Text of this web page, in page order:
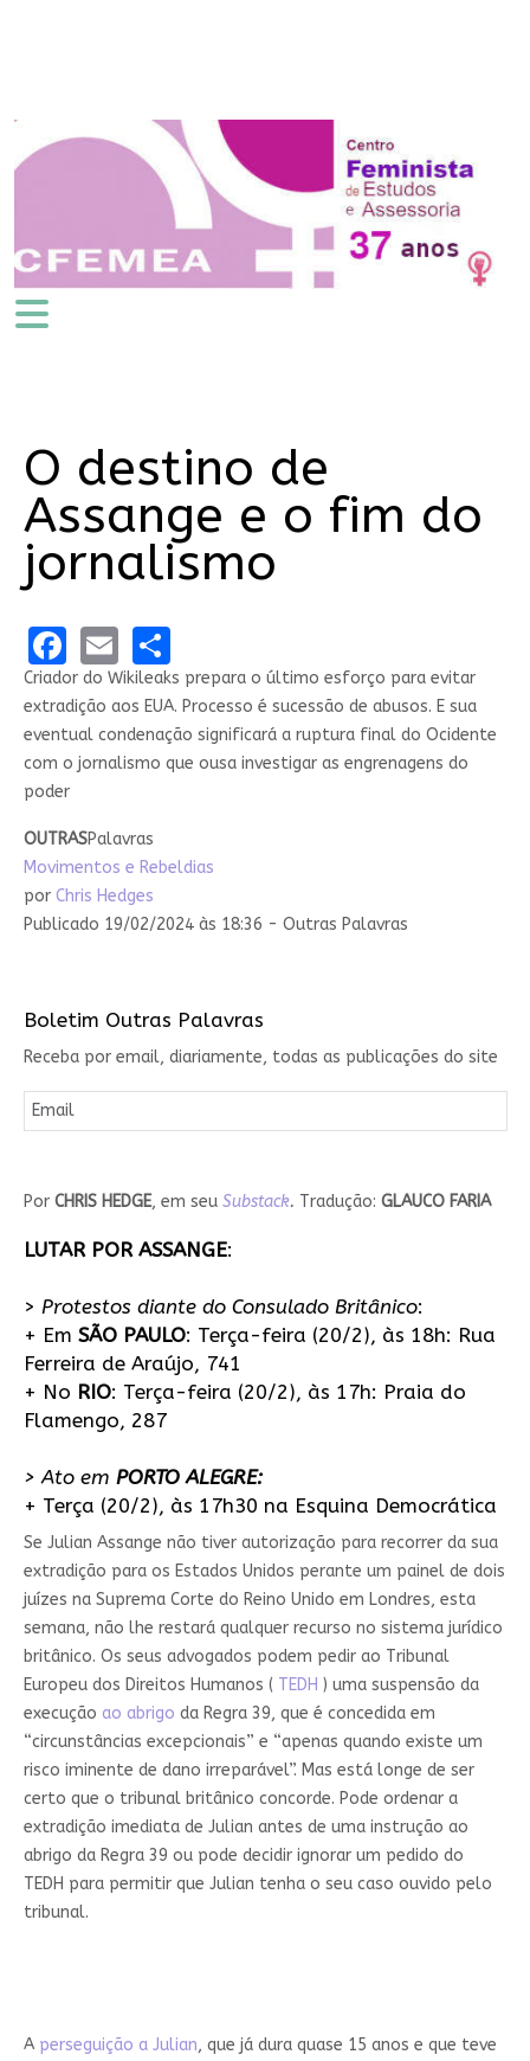
O destino de
Assange e o fim do
jornalismo
Facebook
EmailShare
Criador do Wikileaks prepara o último esforço para evitar
extradição aos EUA. Processo é sucessão de abusos. E sua
eventual condenação significará a ruptura final do Ocidente
com o jornalismo que ousa investigar as engrenagens do
poder
OUTRASPalavras
Movimentos e Rebeldias
por Chris Hedges
Publicado 19/02/2024 às 18:36 - Outras Palavras
Boletim Outras Palavras
Receba por email, diariamente, todas as publicações do site
Por CHRIS HEDGE, em seu Substack. Tradução: GLAUCO FARIA
LUTAR POR ASSANGE:
> Protestos diante do Consulado Britânico:
+ Em SÃO PAULO: Terça-feira (20/2), às 18h: Rua
Ferreira de Araújo, 741
+ No RIO: Terça-feira (20/2), às 17h: Praia do
Flamengo, 287
> Ato em PORTO ALEGRE:
+ Terça (20/2), às 17h30 na Esquina Democrática
Se Julian Assange não tiver autorização para recorrer da sua
extradição para os Estados Unidos perante um painel de dois
juízes na Suprema Corte do Reino Unido em Londres, esta
semana, não lhe restará qualquer recurso no sistema jurídico
britânico. Os seus advogados podem pedir ao Tribunal
Europeu dos Direitos Humanos ( TEDH ) uma suspensão da
execução ao abrigo da Regra 39, que é concedida em
“circunstâncias excepcionais” e “apenas quando existe um
risco iminente de dano irreparável”. Mas está longe de ser
certo que o tribunal britânico concorde. Pode ordenar a
extradição imediata de Julian antes de uma instrução ao
abrigo da Regra 39 ou pode decidir ignorar um pedido do
TEDH para permitir que Julian tenha o seu caso ouvido pelo
tribunal.
A perseguição a Julian, que já dura quase 15 anos e que teve